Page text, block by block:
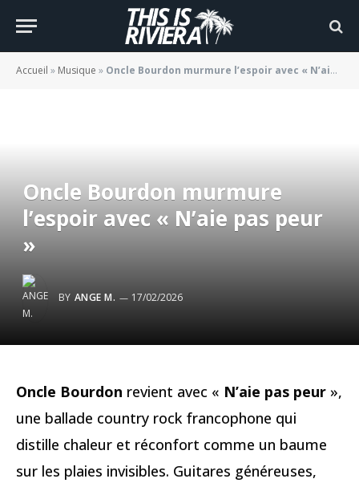
Accueil » Musique » Oncle Bourdon murmure l’espoir avec « N’aie pas peur »
Oncle Bourdon murmure
l’espoir avec « N’aie pas peur
»
BY ANGE M. 17/02/2026
Oncle Bourdon revient avec « N’aie pas peur »,
une ballade country rock francophone qui
distille chaleur et réconfort comme un baume
sur les plaies invisibles. Guitares généreuses,